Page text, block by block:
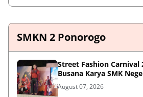
SMKN 2 Ponorogo
Street Fashion Carnival
Busana Karya SMK
August 07, 2026